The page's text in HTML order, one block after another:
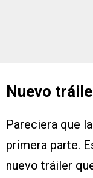
Nuevo
Pareciera que
primera parte.
nuevo tráiler